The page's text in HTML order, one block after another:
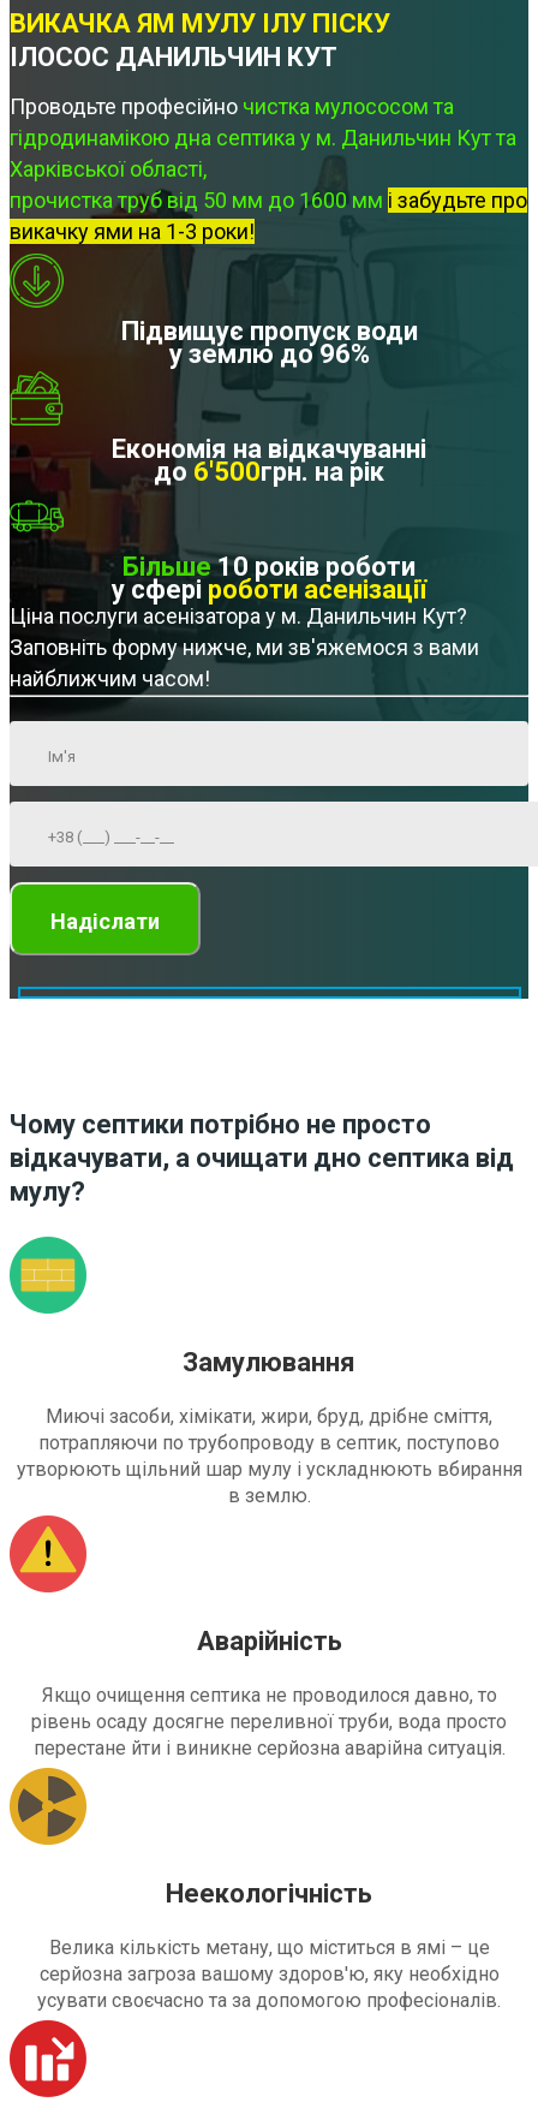
ВИКАЧКА ЯМ МУЛУ ІЛУ ПІСКУ
ІЛОСОС ДАНИЛЬЧИН КУТ
Проводьте професійно чистка мулососом та
гідродинамікою дна септика у м. Данильчин Кут та
Харківської області,
прочистка труб від 50 мм до 1600 мм і забудьте про
викачку ями на 1-3 роки!
Підвищує пропуск води
у землю до 96%
Економія на відкачуванні
до 6'500грн. на рік
Більше10 років роботи
у сфері роботи асенізації
Ціна послуги асенізатора у м. Данильчин Кут?
Заповніть форму нижче, ми зв'яжемося з вами
найближчим часом!
Чому септики потрібно не просто
відкачувати, а очищати дно септика від
мулу?
Замулювання
Миючі засоби, хімікати, жири, бруд, дрібне сміття,
потрапляючи по трубопроводу в септик, поступово
утворюють щільний шар мулу і ускладнюють вбирання
в землю.
Аварійність
Якщо очищення септика не проводилося давно, то
рівень осаду досягне переливної труби, вода просто
перестане йти і виникне серйозна аварійна ситуація.
Неекологічність
Велика кількість метану, що міститься в ямі – це
серйозна загроза вашому здоров'ю, яку необхідно
усувати своєчасно та за допомогою професіоналів.